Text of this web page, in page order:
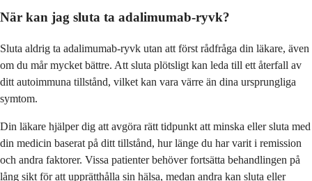
När kan jag sluta ta adalimumab-ryvk?
Sluta aldrig ta adalimumab-ryvk utan att först rådfråga din läkare, även
om du mår mycket bättre. Att sluta plötsligt kan leda till ett återfall av
ditt autoimmuna tillstånd, vilket kan vara värre än dina ursprungliga
symtom.
Din läkare hjälper dig att avgöra rätt tidpunkt att minska eller sluta med
din medicin baserat på ditt tillstånd, hur länge du har varit i remission
och andra faktorer. Vissa patienter behöver fortsätta behandlingen på
lång sikt för att upprätthålla sin hälsa, medan andra kan sluta eller